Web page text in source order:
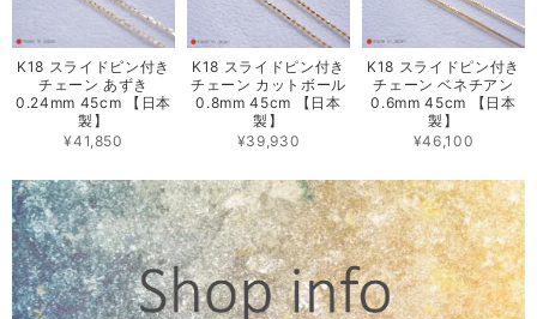
K18 スライドピン付き
チェーン あずき
0.24mm 45cm 【日本
製】
¥41,850
K18 スライドピン付き
チェーン カットボール
0.8mm 45cm 【日本
製】
¥39,930
K18 スライドピン付き
チェーン ベネチアン
0.6mm 45cm 【日本
製】
¥46,100